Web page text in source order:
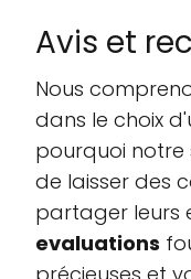
Avis et
Nous
dans le choix
pourquoi notre
de laisser des
partager leurs
evaluations